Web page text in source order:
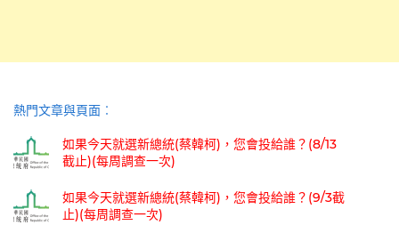
熱門文章與頁面︰
如果今天就選新總統(蔡韓柯)，您會投給誰？(8/13
截止)(每周調查一次)
如果今天就選新總統(蔡韓柯)，您會投給誰？(9/3截
止)(每周調查一次)